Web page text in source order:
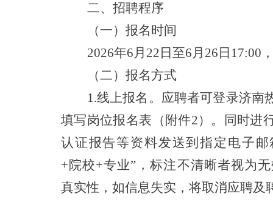
二、招聘程序
（一）报名时间
2026年6月 22 日至6月 26 日 17:00
（二）报名方式
1.线上报名。应聘者可登录济南
填写岗位报名表（附件2）。同时进
认证报告等资料发送到指定电子
+院校+专业”，标注不清晰者视为
真实性，如信息失实，将取消应聘及